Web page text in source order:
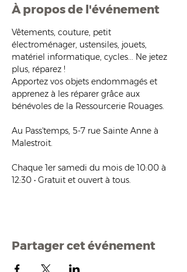
À propos de l'événement
Vêtements, couture, petit
électroménager, ustensiles, jouets,
matériel informatique, cycles... Ne jetez
plus, réparez !
Apportez vos objets endommagés et
apprenez à les réparer grâce aux
bénévoles de la Ressourcerie Rouages.
Au Pass'temps, 5-7 rue Sainte Anne à
Malestroit.
Chaque 1er samedi du mois de 10:00 à
12:30 • Gratuit et ouvert à tous.
Partager cet événement